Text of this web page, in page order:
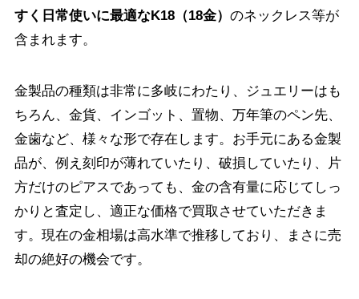
すく日常使いに最適なK18（18金） のネックレス等が
含まれます。
金製品の種類は非常に多岐にわたり、ジュエリーはも
ちろん、金貨、インゴット、置物、万年筆のペン先、
金歯など、様々な形で存在します。お手元にある金製
品が、例え刻印が薄れていたり、破損していたり、片
方だけのピアスであっても、金の含有量に応じてしっ
かりと査定し、適正な価格で買取させていただきま
す。現在の金相場は高水準で推移しており、まさに売
却の絶好の機会です。